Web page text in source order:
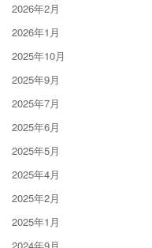
2026年2月
2026年1月
2025年10月
2025年9月
2025年7月
2025年6月
2025年5月
2025年4月
2025年2月
2025年1月